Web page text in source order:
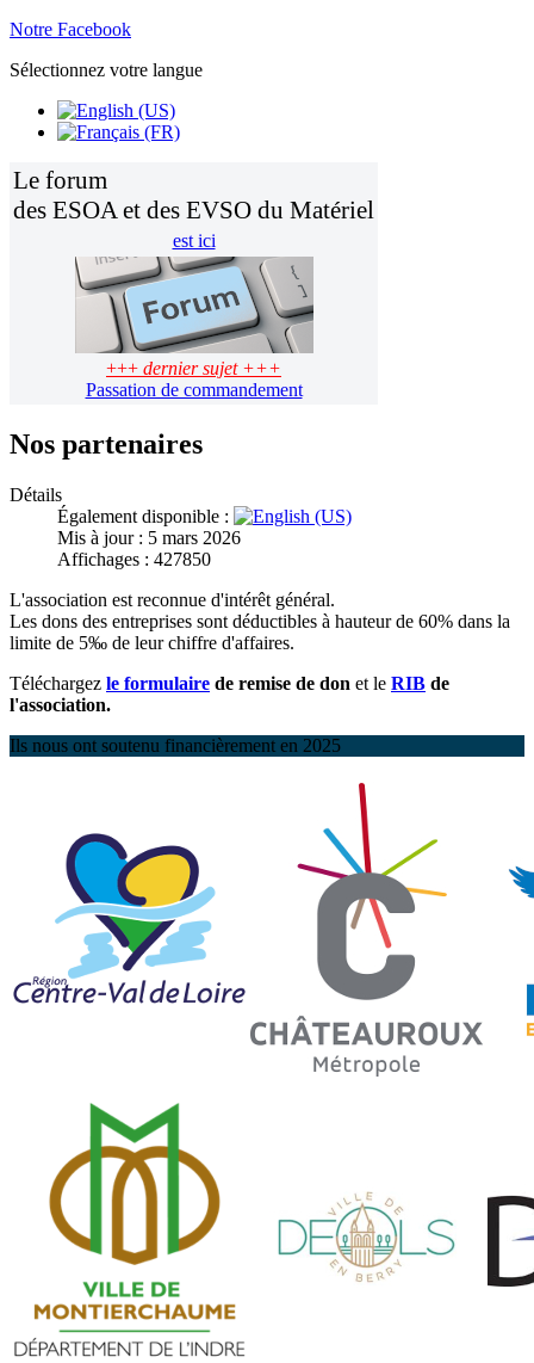
Notre Facebook
Sélectionnez votre langue
Le forum
des ESOA et des EVSO du Matériel
est ici
+++ dernier sujet +++
Passation de commandement
Nos partenaires
Détails
Également disponible :
Mis à jour : 5 mars 2026
Affichages : 427850
L'association est reconnue d'intérêt général.
Les dons des entreprises sont déductibles à hauteur de 60% dans la
limite de 5‰ de leur chiffre d'affaires.
Téléchargez le formulaire de remise de don et le RIB de
l'association.
Ils nous ont soutenu financièrement en 2025